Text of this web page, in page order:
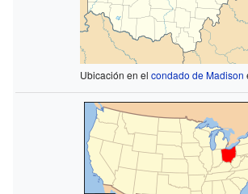
Ubicación en elcondado de Madison